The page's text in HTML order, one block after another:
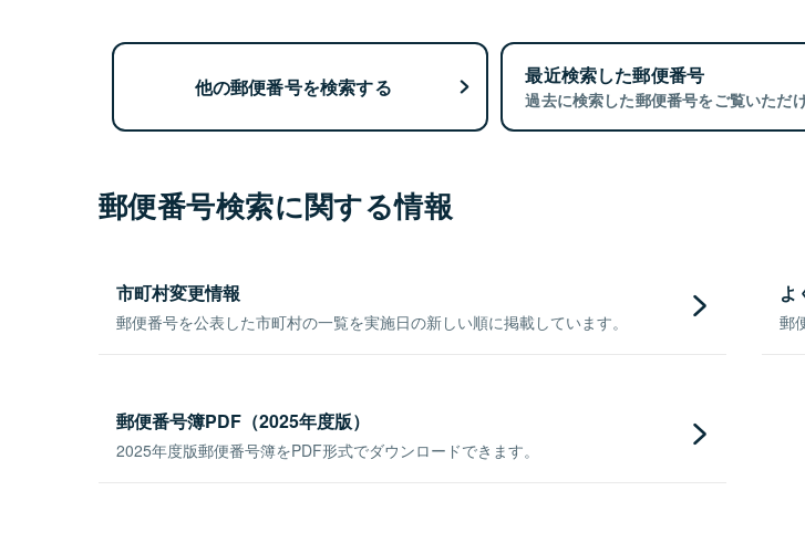
他の郵便番号を検索する 最近検索した郵便番号
過去に検索した郵便番号をご覧いただけ
郵便番号検索に関する情報
市町村変更情報
郵便番号を公表した市町村の一覧を実施日の新しい順に掲載しています。
よ
郵
郵便番号簿PDF（2025年度版）
2025年度版郵便番号簿をPDF形式でダウンロードできます。